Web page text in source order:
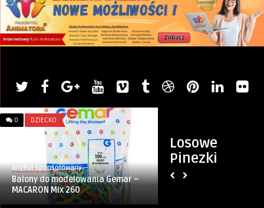
Losowe
Pinezki
0 DZIECKO
Artykuł sponsorowany
Balony do modelowania Gemar –
MACARON Mix 260